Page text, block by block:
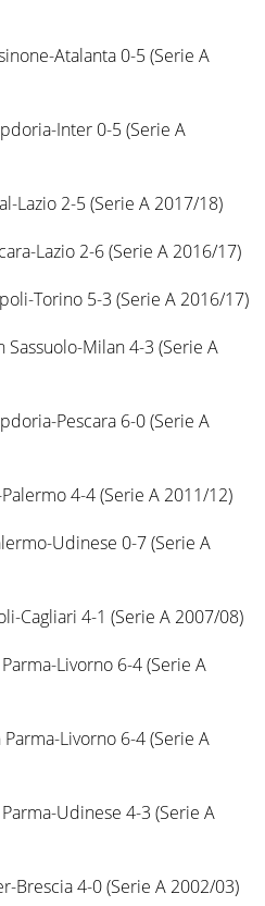
Atalanta 0-5 (Serie A
Inter 0-5 (Serie A
Lazio 2-5 (Serie A 2017/18)
Lazio 2-6 (Serie A 2016/17)
Torino 5-3 (Serie A 2016/17)
Milan 4-3 (Serie A
Pescara 6-0 (Serie A
4-4 (Serie A 2011/12)
Udinese 0-7 (Serie A
Cagliari 4-1 (Serie A 2007/08)
Livorno 6-4 (Serie A
Livorno 6-4 (Serie A
Udinese 4-3 (Serie A
Brescia 4-0 (Serie A 2002/03)